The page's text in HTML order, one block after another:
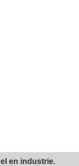
en industrie.